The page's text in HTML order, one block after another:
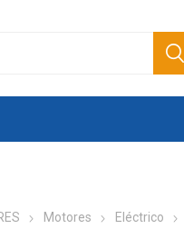
Motores Eléctrico